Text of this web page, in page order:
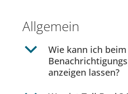
Allgemein
b
Wie kann ich beim
anzeigen lassen?